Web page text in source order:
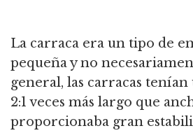
La carraca era un tipo de
pequeña y no
general, las carracas
2:1 veces más largo que
proporcionaba gran